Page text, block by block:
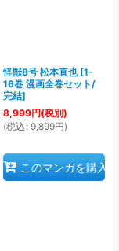
怪獣8号 松本直也 [1-
16巻 漫画全巻セット/
完結]
8,999円(税別)
(税込 : 9,899円)
このマンガを購入